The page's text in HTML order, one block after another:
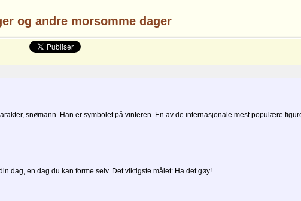
og andre morsomme dager
snømann. Han er symbolet på vinteren. En av de internasjonale mest populære
dag, en dag du kan forme selv. Det viktigste målet: Ha det gøy!